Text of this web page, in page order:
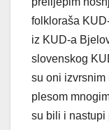
folkloraša
iz KUD-a
slovenskog
su oni izvrsnim
plesom
su bili i nastupi